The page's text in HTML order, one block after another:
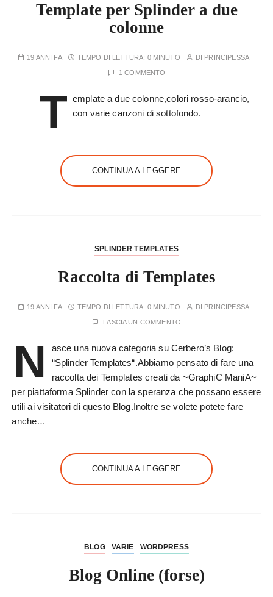
Template per Splinder a due
colonne
19 ANNI FA TEMPO DI LETTURA: 0 MINUTO DI PRINCIPESSA
1 COMMENTO
T emplate a due colonne,colori rosso-arancio,
con varie canzoni di sottofondo.
CONTINUA A LEGGERE
SPLINDER TEMPLATES
Raccolta di Templates
19 ANNI FA TEMPO DI LETTURA: 0 MINUTO DI PRINCIPESSA
LASCIA UN COMMENTO
N
asce una nuova categoria su Cerbero’s Blog:
“Splinder Templates“.Abbiamo pensato di fare una
raccolta dei Templates creati da ~GraphiC ManiA~
per piattaforma Splinder con la speranza che possano essere
utili ai visitatori di questo Blog.Inoltre se volete potete fare
anche…
CONTINUA A LEGGERE
BLOG VARIE WORDPRESS
Blog Online (forse)